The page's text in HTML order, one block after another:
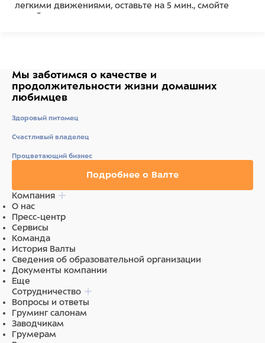
легкими движениями, оставьте на 5 мин., смойте
водой.
Состав
бегентримония, изопропил миристат, изопропил
феноксиэтанол, парфюм (отдушка), пропиленгликоль,
стеарамидопропил диметиламин, экстракт отрубей
пшеницы обыкновенной, лимонная кислота,
этилгексилглицерин, экстракт семян подсолнечника
однолетнего, бутилен гликоль.
Мы заботимся о качестве и
продолжительности жизни домашних
любимцев
Здоровый питомец
Счастливый владелец
Процветающий бизнес
Подробнее о Валте
Компания
О нас
Пресс-центр
Сервисы
Команда
История Валты
Сведения об образовательной организации
Документы компании
Еще
Сотрудничество
Вопросы и ответы
Груминг салонам
Заводчикам
Грумерам